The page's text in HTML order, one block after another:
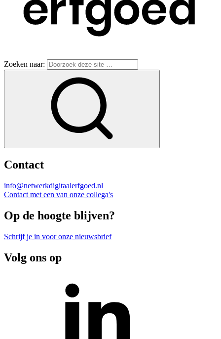
Zoeken naar:
Contact
info@netwerkdigitaalerfgoed.nl
Contact met een van onze collega's
Op de hoogte blijven?
Schrijf je in voor onze nieuwsbrief
Volg ons op